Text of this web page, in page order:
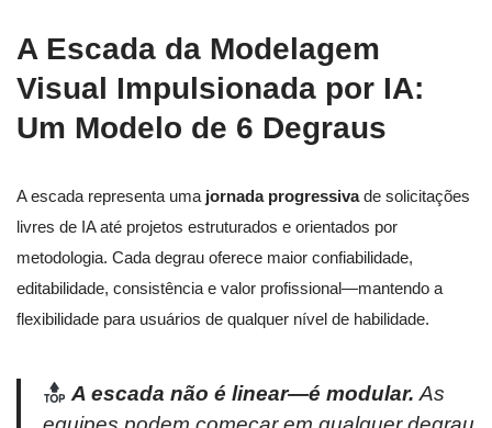
A Escada da Modelagem
Visual Impulsionada por IA:
Um Modelo de 6 Degraus
A escada representa uma jornada progressivade solicitações
livres de IA até projetos estruturados e orientados por
metodologia. Cada degrau oferece maior confiabilidade,
editabilidade, consistência e valor profissional—mantendo a
flexibilidade para usuários de qualquer nível de habilidade.
A escada não é linear—é modular. As